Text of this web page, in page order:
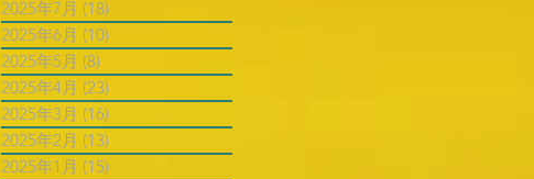
2025年7月 (18)
2025年6月 (10)
2025年5月 (8)
2025年4月 (23)
2025年3月 (16)
2025年2月 (13)
2025年1月 (15)